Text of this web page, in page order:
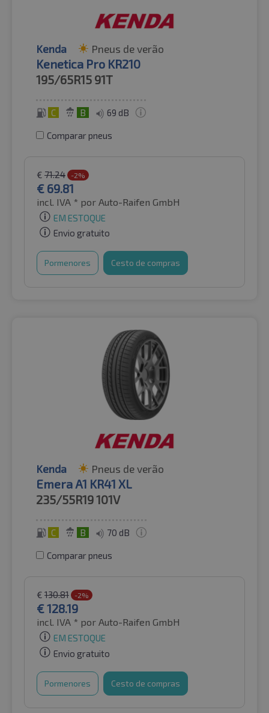
Kenda Pneus de verão
Kenetica Pro KR210
195/65R15 91T
C B 69 dB
Comparar pneus
€ 71.24 -2%
€ 69.81
incl. IVA * por Auto-Raifen GmbH
EM ESTOQUE
Envio gratuito
Pormenores Cesto de compras
Kenda Pneus de verão
Emera A1 KR41 XL
235/55R19101V
C B 70 dB
Comparar pneus
€ 130.81 -2%
€128.19
incl. IVA * por Auto-Raifen GmbH
EM ESTOQUE
Envio gratuito
Pormenores Cesto de compras